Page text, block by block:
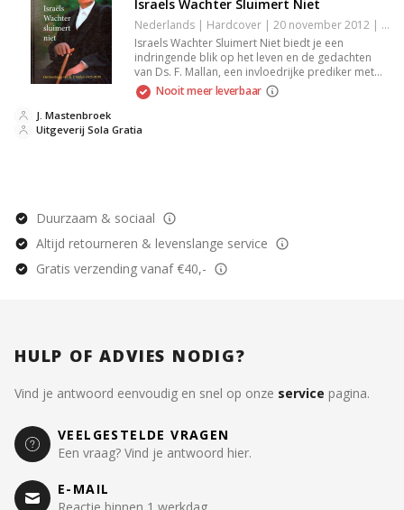
Israels Wachter Sluimert Niet
Nederlands | Hardcover | 20 november 2012 | 450 pagina's | 9789079879120
Israels Wachter Sluimert Niet biedt je een
indringende blik op het leven en de gedachten
van Ds. F. Mallan, een invloedrijke prediker met
diepe wijsheid. Het boek bevat persoonlijke
herinneringen, en reflecties op geloof en cultuur,
boodschap van hoop en waakzaamheid. Een
Nooit meer leverbaar
Uitgeverij Sola Gratia
J. Mastenbroek
Duurzaam & sociaal
Altijd retourneren & levenslange service
Gratis verzending vanaf €40,-
HULP OF ADVIES NODIG?
Vind je antwoord eenvoudig en snel op onze service pagina.
VEELGESTELDE VRAGEN
Een vraag? Vind je antwoord hier.
E-MAIL